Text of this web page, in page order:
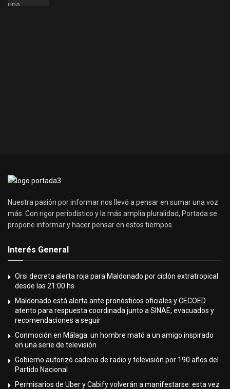
Nuestra pasión por informar nos llevó a pensar en sumar una voz
más. Con rigor periodístico y la más amplia pluralidad, Portada se
propone informar y hacer pensar en estos tiempos.
Interés General
Orsi decreta alerta roja para Maldonado por ciclón extratropical
desde las 21:00 hs
Maldonado está alerta ante pronósticos oficiales y CECOED
atento para respuesta coordinada junto a SINAE, evacuados y
recomendaciones a seguir
Conmoción en Málaga: un hombre mató a un amigo inspirado
en una serie de televisión
Gobierno autorizó cadena de radio y televisión por 190 años del
Partido Nacional
Permisarios de Uber y Cabify volverán a manifestarse: esta vez